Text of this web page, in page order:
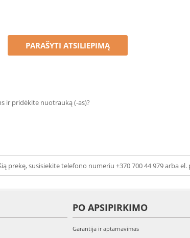
PARAŠYTI ATSILIEPIMĄ
ir pridėkite nuotrauką (-as)?
prekę, susisiekite telefono numeriu +370 700 44 979 arba el.
PO APSIPIRKIMO
Garantija ir aptarnavimas